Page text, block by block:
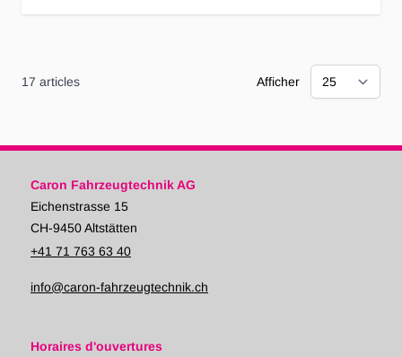
17 articles Afficher
Caron Fahrzeugtechnik AG
Eichenstrasse 15
CH-9450 Altstätten
+41 71 763 63 40
info@caron-fahrzeugtechnik.ch
Horaires d'ouvertures